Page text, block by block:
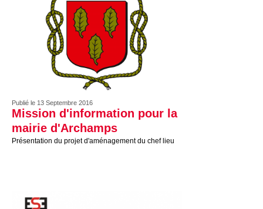
Publié le 13 Septembre 2016
Mission d'information pour la
mairie d'Archamps
Présentation du projet d'aménagement du chef lieu